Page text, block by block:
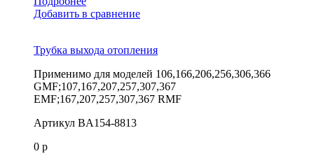
Добавить в сравнение
Трубка выхода отопления
Применимо для моделей 106,166,206,256,306,366
GMF;107,167,207,257,307,367
EMF;167,207,257,307,367 RMF
Артикул BA154-8813
0 р